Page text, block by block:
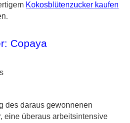
Kokosblütenzucker kaufen
Copaya
des daraus gewonnenen
eine überaus arbeitsintensive